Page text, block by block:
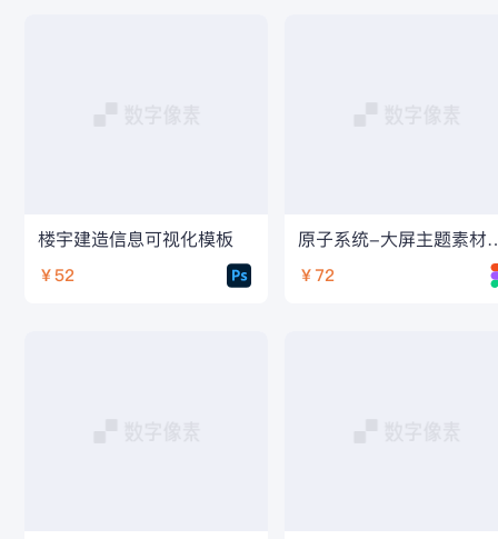
楼宇建造信息可视化模板
￥52
原子系统-
￥72